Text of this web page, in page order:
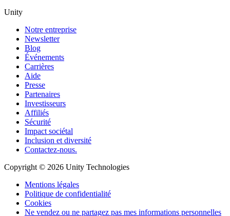
Unity
Notre entreprise
Newsletter
Blog
Événements
Carrières
Aide
Presse
Partenaires
Investisseurs
Affiliés
Sécurité
Impact sociétal
Inclusion et diversité
Contactez-nous.
Copyright © 2026 Unity Technologies
Mentions légales
Politique de confidentialité
Cookies
Ne vendez ou ne partagez pas mes informations personnelles